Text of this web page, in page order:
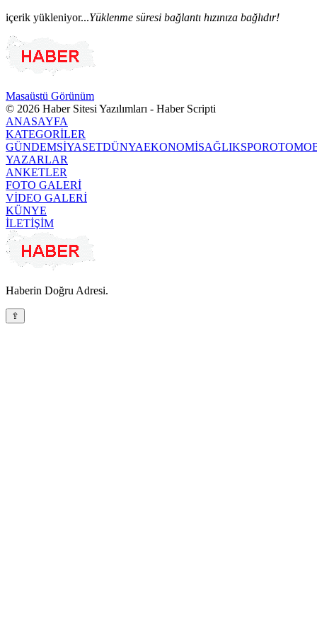
içerik yükleniyor...Yüklenme süresi bağlantı hızınıza bağlıdır!
Masaüstü Görünüm
© 2026 Haber Sitesi Yazılımları - Haber Scripti
ANASAYFA
KATEGORİLER
GÜNDEMSİYASETDÜNYAEKONOMİSAĞLIKSPOR
YAZARLAR
ANKETLER
FOTO GALERİ
VİDEO GALERİ
KÜNYE
İLETİŞİM
Haberin Doğru Adresi.
⇪